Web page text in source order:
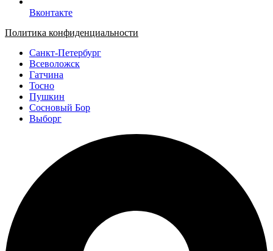
Вконтакте
Политика конфиденциальности
Санкт-Петербург
Всеволожск
Гатчина
Тосно
Пушкин
Сосновый Бор
Выборг